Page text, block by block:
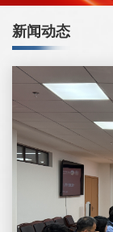
新闻动态